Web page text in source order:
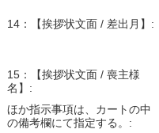
14：【挨拶状文面 / 差出月】:
15：【挨拶状文面 / 喪主様
名】:
ほか指示事項は、カートの中
の備考欄にて指定する。: